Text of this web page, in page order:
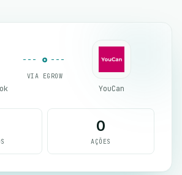
VIA EGROW
YouCan
0
AÇÕES